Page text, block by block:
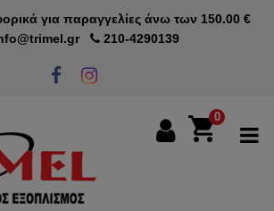
για παραγγελίες άνω των 150.00 €
210-4290139
0